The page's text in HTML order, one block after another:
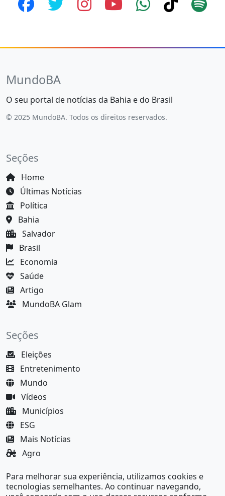
MundoBA
O seu portal de notícias da Bahia e do Brasil
© 2025 MundoBA. Todos os direitos reservados.
Seções
Home
Últimas Notícias
Política
Bahia
Salvador
Brasil
Economia
Saúde
Artigo
MundoBA Glam
Seções
Eleições
Entretenimento
Mundo
Vídeos
Municípios
ESG
Mais Notícias
Agro
MundoBA Black
Para melhorar sua experiência, utilizamos cookies e
tecnologias semelhantes. Ao continuar navegando,